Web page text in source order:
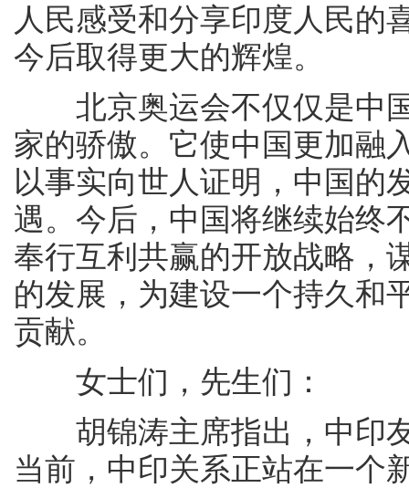
人民感受和分享印度人民的
今后取得更大的辉煌。
北京奥运会不仅仅是中国
家的骄傲。它使中国更加融
以事实向世人证明，中国的
遇。今后，中国将继续始终
奉行互利共赢的开放战略，
的发展，为建设一个持久和
贡献。
女士们，先生们：
胡锦涛主席指出，中印友
当前，中印关系正站在一个